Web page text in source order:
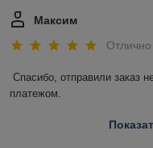
Максим
Отлично
Спасибо, отправили заказ
платежом.